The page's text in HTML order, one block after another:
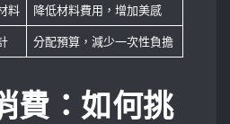
料
降低材料費用，增加美感
分配預算，減少一次性負擔
費：如何挑